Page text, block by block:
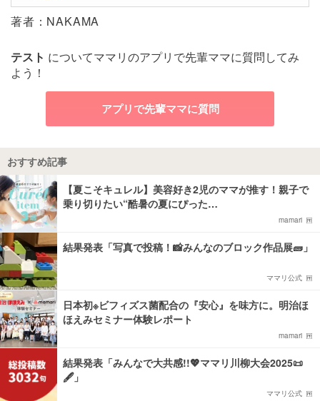
著者：NAKAMA
テスト についてママリのアプリで先輩ママに質問してみ
よう！
アプリで先輩ママに質問
おすすめ記事
【夏こそキュレル】美容好き2児のママが推す！親子で
乗り切りたい“酷暑の夏にぴった…
mamari
結果発表「写真で投稿！📸みんなのブロック作品展🧱」
ママリ公式
日本初※ビフィズス菌配合の『安心』を味方に。明治ほ
ほえみセミナー体験レポート
mamari
結果発表「みんなで大共感!!💖ママリ川柳大会2025📜
🖋️」
ママリ公式